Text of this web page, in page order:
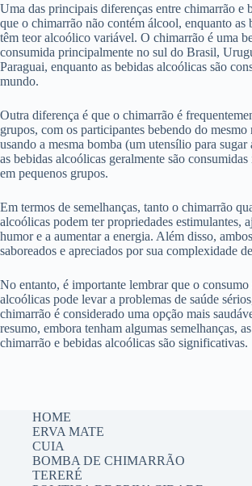
Uma das principais diferenças entre chimarrão e
que o chimarrão não contém álcool, enquanto as
têm teor alcoólico variável. O chimarrão é uma
consumida principalmente no sul do Brasil,
Paraguai, enquanto as bebidas alcoólicas são
mundo.
Outra diferença é que o chimarrão é
grupos, com os participantes bebendo do
usando a mesma bomba (um utensílio para sugar
as bebidas alcoólicas geralmente são
em pequenos grupos.
Em termos de semelhanças, tanto o chimarrão
alcoólicas podem ter propriedades estimulantes,
humor e a aumentar a energia. Além disso,
saboreados e apreciados por sua complexidade
No entanto, é importante lembrar que o consumo
alcoólicas pode levar a problemas de saúde
chimarrão é considerado uma opção mais
resumo, embora tenham algumas semelhanças,
chimarrão e bebidas alcoólicas são significativas.
HOME
ERVA MATE
CUIA
BOMBA DE CHIMARRÃO
TERERÉ